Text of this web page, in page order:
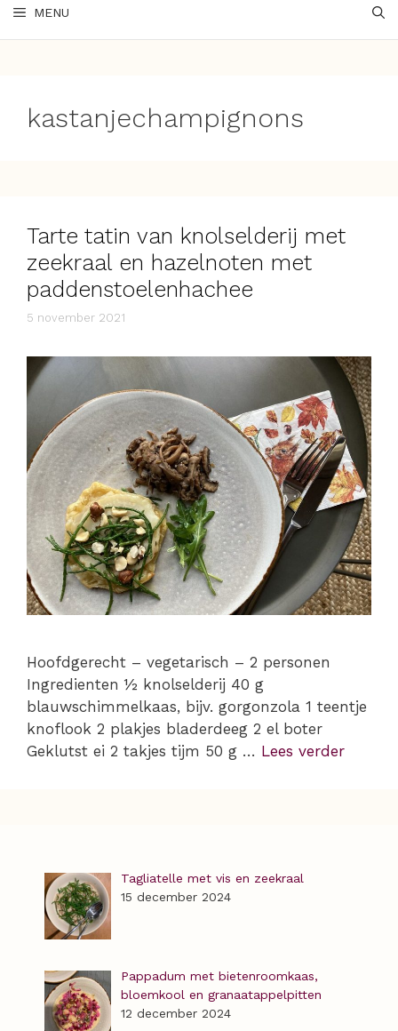
MENU
kastanjechampignons
Tarte tatin van knolselderij met
zeekraal en hazelnoten met
paddenstoelenhachee
5 november 2021
Hoofdgerecht – vegetarisch – 2 personen
Ingredienten ½ knolselderij 40 g
blauwschimmelkaas, bijv. gorgonzola 1 teentje
knoflook 2 plakjes bladerdeeg 2 el boter
Geklutst ei 2 takjes tijm 50 g … Lees verder
Tagliatelle met vis en zeekraal
15 december 2024
Pappadum met bietenroomkaas,
bloemkool en granaatappelpitten
12 december 2024